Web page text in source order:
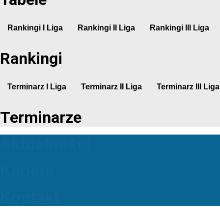
Rankingi I Liga Rankingi II Liga Rankingi III Liga
Rankingi
Terminarz I Liga Terminarz II Liga Terminarz III Liga
Terminarze